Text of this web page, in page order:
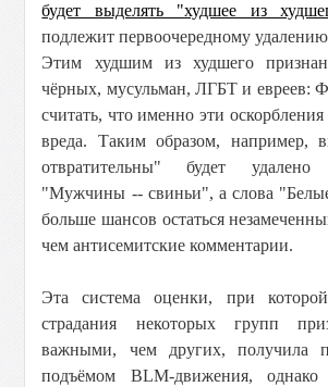
будет выделять "худшее из
подлежит первоочередному
Этим худшим из худшего
чёрных, мусульман, ЛГБТ и евреев:
считать, что именно эти
вреда. Таким образом, например,
отвратительны" будет
"Мужчины -- свиньи", а слова
больше шансов остаться
чем антисемитские комментарии.
Эта система оценки, при
страдания некоторых групп
важными, чем других, получила
подъёмом BLM-движения, однако